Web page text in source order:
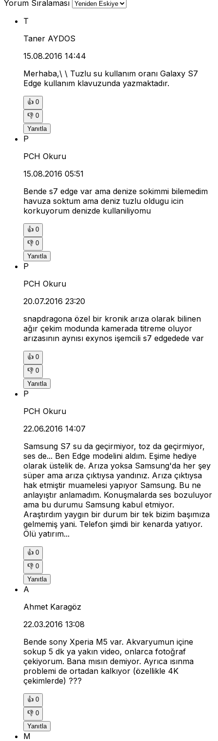
Yorum Sıralaması
T
Taner AYDOS
15.08.2016 14:44
Merhaba,\ \ Tuzlu su kullanım oranı Galaxy S7
Edge kullanım klavuzunda yazmaktadır.
👍 0
👎 0
Yanıtla
P
PCH Okuru
15.08.2016 05:51
Bende s7 edge var ama denize sokimmi bilemedim
havuza soktum ama deniz tuzlu oldugu icin
korkuyorum denizde kullaniliyomu
👍 0
👎 0
Yanıtla
P
PCH Okuru
20.07.2016 23:20
snapdragona özel bir kronik arıza olarak bilinen
ağır çekim modunda kamerada titreme oluyor
arızasının aynısı exynos işemcili s7 edgedede var
👍 0
👎 0
Yanıtla
P
PCH Okuru
22.06.2016 14:07
Samsung S7 su da geçirmiyor, toz da geçirmiyor,
ses de... Ben Edge modelini aldım. Eşime hediye
olarak üstelik de. Arıza yoksa Samsung'da her şey
süper ama arıza çıktıysa yandınız. Arıza çıktıysa
hak etmiştir muamelesi yapıyor Samsung. Bu ne
anlayıştır anlamadım. Konuşmalarda ses bozuluyor
ama bu durumu Samsung kabul etmiyor.
Araştırdım yaygın bir durum bir tek bizim başımıza
gelmemiş yani. Telefon şimdi bir kenarda yatıyor.
Ölü yatırım...
👍 0
👎 0
Yanıtla
A
Ahmet Karagöz
22.03.2016 13:08
Bende sony Xperia M5 var. Akvaryumun içine
sokup 5 dk ya yakın video, onlarca fotoğraf
çekiyorum. Bana mısın demiyor. Ayrıca ısınma
problemi de ortadan kalkıyor (özellikle 4K
çekimlerde) ???
👍 0
👎 0
Yanıtla
M